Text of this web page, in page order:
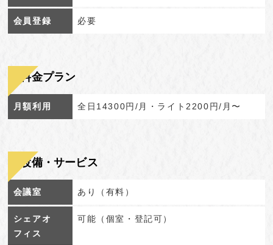
会員登録 必要
料金プラン
月額利用 全日14300円/月・ライト2200円/月〜
設備・サービス
会議室 あり（有料）
シェアオ
フィス
可能（個室・登記可）